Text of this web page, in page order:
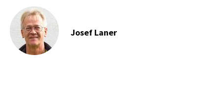
Josef Laner